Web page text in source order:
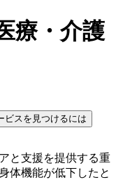
療・介護
ビスを見つけるには
と支援を提供する重
体機能が低下したと